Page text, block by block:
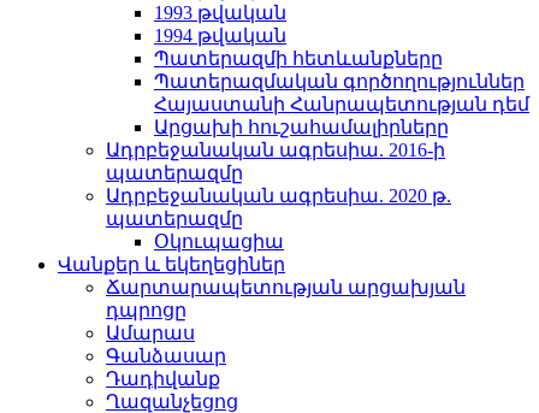
1993 թվական
1994 թվական
Պատերազմի հետևանքները
Պատերազմական գործողություններ
Հայաստանի Հանրապետության դեմ
Արցախի հուշահամալիրները
Ադրբեջանական ագրեսիա. 2016-ի
պատերազմը
Ադրբեջանական ագրեսիա. 2020 թ.
պատերազմը
Օկուպացիա
Վանքեր և եկեղեցիներ
Ճարտարապետության արցախյան
դպրոցը
Ամարաս
Գանձասար
Դադիվանք
Ղազանչեցոց